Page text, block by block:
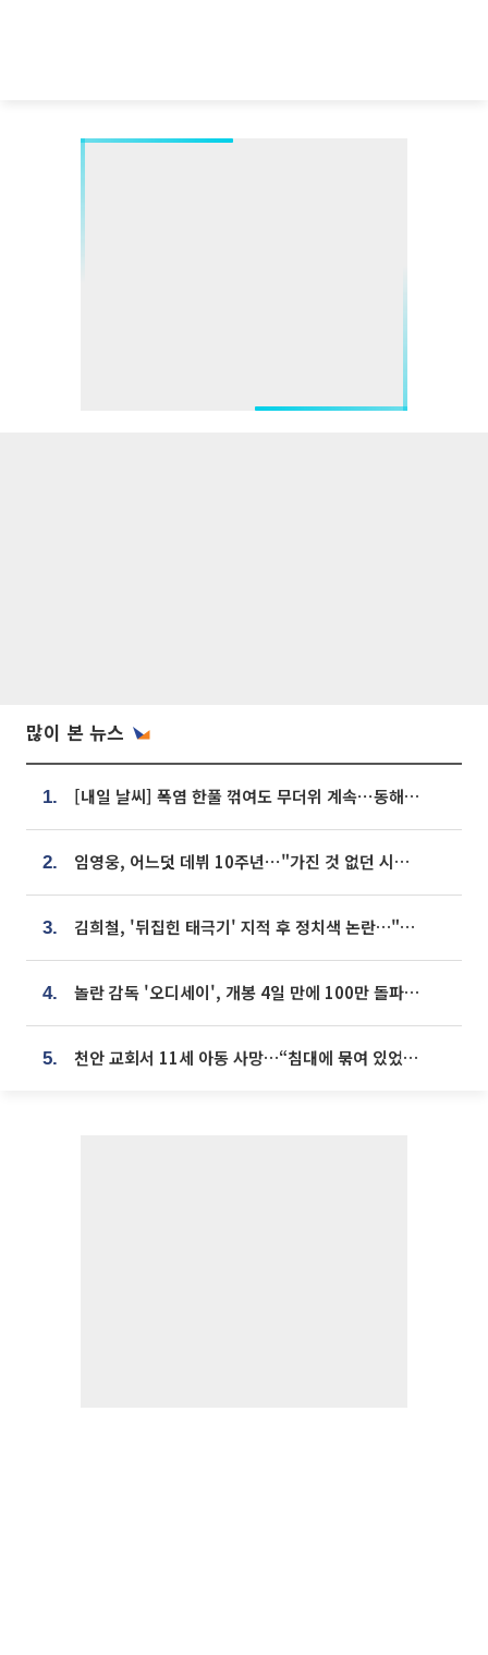
많이 본 뉴스
1. [내일 날씨] 폭염 한풀 꺾여도 무더위 계속⋯동해안 이틀 연속 비
2. 임영웅, 어느덧 데뷔 10주년⋯"가진 것 없던 시절, 내 앞엔 20명의 팬뿐"
3. 김희철, '뒤집힌 태극기' 지적 후 정치색 논란…"좌우 떠나 우리나라 국기"
4. 놀란 감독 '오디세이', 개봉 4일 만에 100만 돌파⋯'왕사남' 보다 빠르다
5. 천안 교회서 11세 아동 사망…“침대에 묶여 있었다” 진술 확보